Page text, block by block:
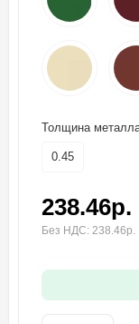
Толщина
0.45
238.46р.
Без НДС: 238.46р.